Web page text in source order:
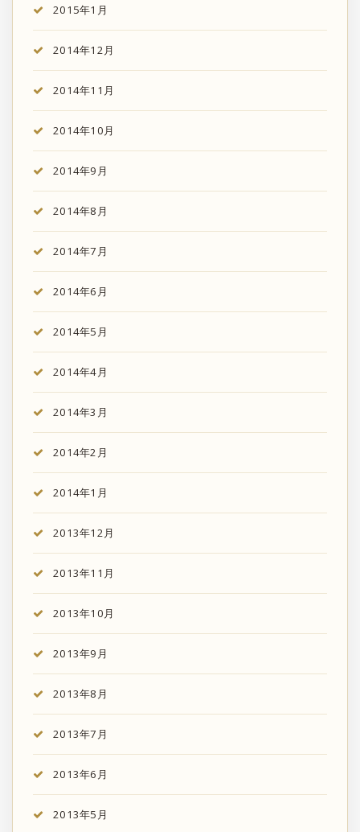
2015年1月
2014年12月
2014年11月
2014年10月
2014年9月
2014年8月
2014年7月
2014年6月
2014年5月
2014年4月
2014年3月
2014年2月
2014年1月
2013年12月
2013年11月
2013年10月
2013年9月
2013年8月
2013年7月
2013年6月
2013年5月